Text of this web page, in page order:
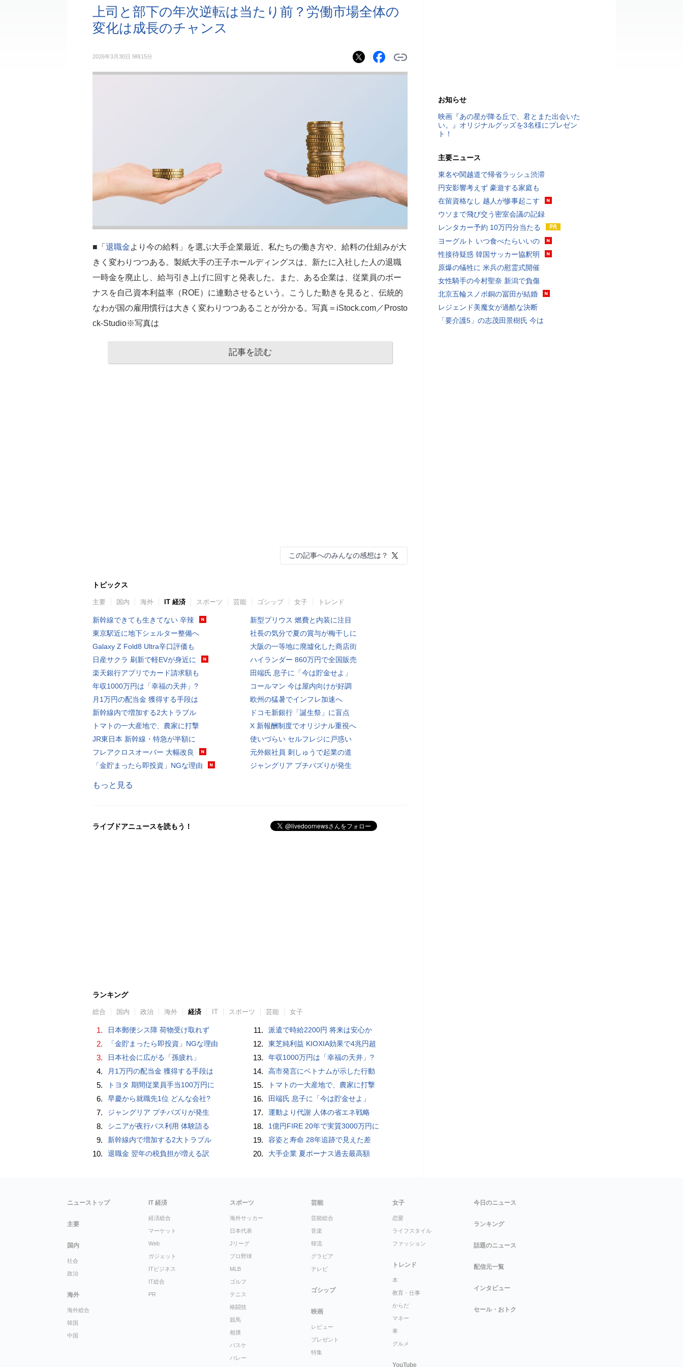
上司と部下の年次逆転は当たり前？労働市場全体の
変化は成長のチャンス
2026年3月30日 9時15分
■「 退職金より今の給料」を選ぶ大手企業最近、私たちの働き方や、給料の仕組みが大
きく変わりつつある。製紙大手の王子ホールディングスは、新たに入社した人の退職
一時金を廃止し、給与引き上げに回すと発表した。また、ある企業は、従業員のボー
ナスを自己資本利益率（ROE）に連動させるという。こうした動きを見ると、伝統的
なわが国の雇用慣行は大きく変わりつつあることが分かる。写真＝iStock.com／Prosto
ck-Studio※写真は
記事を読む
この記事へのみんなの感想は？
トピックス
主要 国内 海外 IT 経済 スポーツ 芸能 ゴシップ 女子 トレンド
新幹線できても生きてない 辛辣
東京駅近に地下シェルター整備へ
Galaxy Z Fold8 Ultra辛口評価も
日産サクラ 刷新で軽EVが身近に
楽天銀行アプリでカード請求額も
年収1000万円は「幸福の天井」?
月1万円の配当金 獲得する手段は
新幹線内で増加する2大トラブル
トマトの一大産地で、農家に打撃
JR東日本 新幹線・特急が半額に
フレアクロスオーバー 大幅改良
「金貯まったら即投資」NGな理由
新型プリウス 燃費と内装に注目
社長の気分で夏の賞与が梅干しに
大阪の一等地に廃墟化した商店街
ハイランダー 860万円で全国販売
田端氏 息子に「今は貯金せよ」
コールマン 今は屋内向けが好調
欧州の猛暑でインフレ加速へ
ドコモ新銀行「誕生祭」に盲点
X 新報酬制度でオリジナル重視へ
使いづらい セルフレジに戸惑い
元外銀社員 刺しゅうで起業の道
ジャングリア プチバズりが発生
もっと見る
ライブドアニュースを読もう！
ランキング
総合 国内 政治 海外 経済 IT スポーツ 芸能 女子
1. 日本郵便シス障 荷物受け取れず
2. 「金貯まったら即投資」NGな理由
3. 日本社会に広がる「孫疲れ」
4. 月1万円の配当金 獲得する手段は
5. トヨタ 期間従業員手当100万円に
6. 早慶から就職先1位 どんな会社?
7. ジャングリア プチバズりが発生
8. シニアが夜行バス利用 体験語る
9. 新幹線内で増加する2大トラブル
10. 退職金 翌年の税負担が増える訳
11. 派遣で時給2200円 将来は安心か
12. 東芝純利益 KIOXIA効果で4兆円超
13. 年収1000万円は「幸福の天井」?
14. 高市発言にベトナムが示した行動
15. トマトの一大産地で、農家に打撃
16. 田端氏 息子に「今は貯金せよ」
17. 運動より代謝 人体の省エネ戦略
18. 1億円FIRE 20年で実質3000万円に
19. 容姿と寿命 28年追跡で見えた差
20. 大手企業 夏ボーナス過去最高額
お知らせ
映画『あの星が降る丘で、君とまた出会いた
い。』オリジナルグッズを3名様にプレゼン
ト！
主要ニュース
東名や関越道で帰省ラッシュ渋滞
円安影響考えず 豪遊する家庭も
在留資格なし 越人が惨事起こす
ウソまで飛び交う密室会議の記録
レンタカー予約 10万円分当たる
ヨーグルト いつ食べたらいいの
性接待疑惑 韓国サッカー協釈明
原爆の犠牲に 米兵の慰霊式開催
女性騎手の今村聖奈 新潟で負傷
北京五輪スノボ銅の冨田が結婚
レジェンド美魔女が過酷な決断
「要介護5」の志茂田景樹氏 今は
ニューストップ
主要
国内
社会
政治
海外
海外総合
韓国
中国
IT 経済
経済総合
マーケット
Web
ガジェット
ITビジネス
IT総合
PR
スポーツ
海外サッカー
日本代表
Jリーグ
プロ野球
MLB
ゴルフ
テニス
格闘技
競馬
相撲
バスケ
バレー
芸能
芸能総合
音楽
韓流
グラビア
テレビ
ゴシップ
映画
レビュー
プレゼント
特集
女子
恋愛
ライフスタイル
ファッション
トレンド
本
教育・仕事
からだ
マネー
車
グルメ
YouTube
今日のニュース
ランキング
話題のニュース
配信元一覧
インタビュー
セール・おトク